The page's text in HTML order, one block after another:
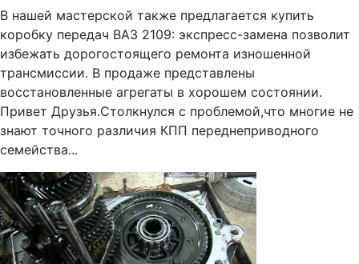
В нашей мастерской также предлагается купить
коробку передач ВАЗ 2109: экспресс-замена позволит
избежать дорогостоящего ремонта изношенной
трансмиссии. В продаже представлены
восстановленные агрегаты в хорошем состоянии.
Привет Друзья.Столкнулся с проблемой,что многие не
знают точного различия КПП переднеприводного
семейства...